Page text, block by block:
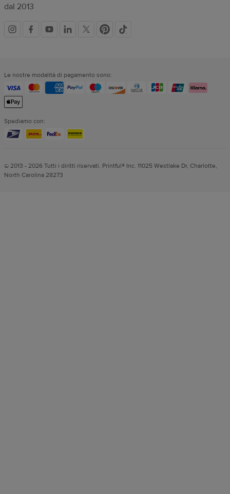
dal 2013
Link
social
Le nostre modalità di pagamento sono:
Spediamo con:
© 2013 - 2026 Tutti i diritti riservati. Printful® Inc. 11025 Westlake Dr, Charlotte,
North Carolina 28273